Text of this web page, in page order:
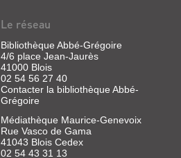
Le réseau
Bibliothèque Abbé-Grégoire
4/6 place Jean-Jaurès
41000 Blois
02 54 56 27 40
Contacter la bibliothèque Abbé-
Grégoire
Médiathèque Maurice-Genevoix
Rue Vasco de Gama
41043 Blois Cedex
02 54 43 31 13